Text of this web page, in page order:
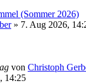
(Sommer 2026)
» 7. Aug 2026,
von Christoph
14:25